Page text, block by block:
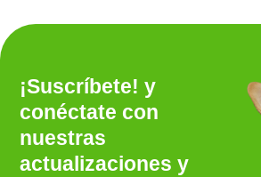
¡Suscríbete! y
conéctate con
nuestras
actualizaciones y